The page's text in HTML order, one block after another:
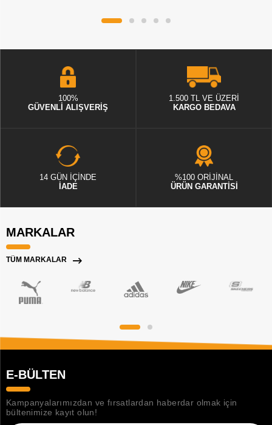
100%
GÜVENLİ ALIŞVERİŞ
1.500 TL VE ÜZERİ
KARGO BEDAVA
14 GÜN İÇİNDE
İADE
%100 ORİJİNAL
ÜRÜN GARANTİSİ
MARKALAR
TÜM MARKALAR
E-BÜLTEN
Kampanyalarımızdan ve fırsatlardan haberdar olmak için
bültenimize kayıt olun!